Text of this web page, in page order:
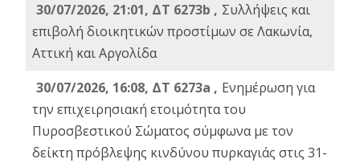
30/07/2026, 21:01, ΔΤ 6273b , Συλλήψεις και
επιβολή διοικητικών προστίμων σε Λακωνία,
Αττική και Αργολίδα
30/07/2026, 16:08, ΔΤ 6273a , Ενημέρωση για
την επιχειρησιακή ετοιμότητα του
Πυροσβεστικού Σώματος σύμφωνα με τον
δείκτη πρόβλεψης κινδύνου πυρκαγιάς στις 31-